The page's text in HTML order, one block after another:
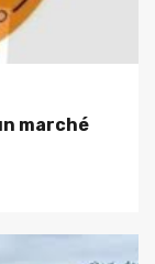
marché